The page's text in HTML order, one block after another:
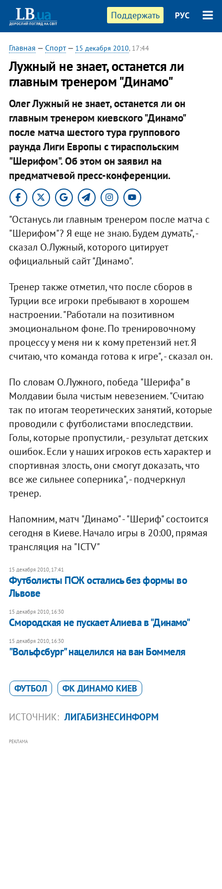
Поддержать РУС
Главная — Спорт— 15 декабря 2010, 17:44
Лужный не знает, останется ли
главным тренером "Динамо"
Олег Лужный не знает, останется ли он
главным тренером киевского "Динамо"
после матча шестого тура группового
раунда Лиги Европы с тираспольским
"Шерифом". Об этом он заявил на
предматчевой пресс-конференции.​
"Останусь ли главным тренером после матча с
"Шерифом"? Я еще не знаю. Будем думать", -
сказал О.Лужный, которого цитирует
официальный сайт "Динамо".
Тренер также отметил, что после сборов в
Турции все игроки пребывают в хорошем
настроении. "Работали на позитивном
эмоциональном фоне. По тренировочному
процессу у меня ни к кому претензий нет. Я
считаю, что команда готова к игре", - сказал он.
По словам О.Лужного, победа "Шерифа" в
Молдавии была чистым невезением. "Считаю
так по итогам теоретических занятий, которые
проводили с футболистами впоследствии.
Голы, которые пропустили, - результат детских
ошибок. Если у наших игроков есть характер и
спортивная злость, они смогут доказать, что
все же сильнее соперника", - подчеркнул
тренер.
Напомним, матч "Динамо" - "Шериф" состоится
сегодня в Киеве. Начало игры в 20:00, прямая
трансляция на "ICTV"
15 декабря 2010, 17:41
Футболисты ПСЖ остались без формы во
Львове
15 декабря 2010, 16:30
Смородская не пускает Алиева в "Динамо"
15 декабря 2010, 16:30
"Вольфсбург" нацелился на ван Боммеля
ФУТБОЛ ФК ДИНАМО КИЕВ
ИСТОЧНИК: ЛИГАБИЗНЕСИНФОРМ
РЕКЛАМА